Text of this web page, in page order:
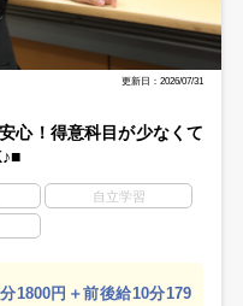
更新日：2026/07/31
心！得意科目が少なくて
自立学習
1800円＋前後給10分179